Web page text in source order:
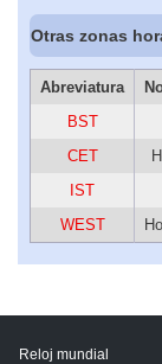
Otras zonas
Abreviatura
BST
CET
IST
WEST
Reloj mundial